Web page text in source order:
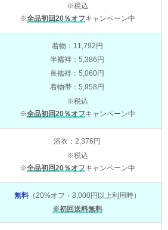
※税込
※全品初回20％オフキャンペーン中
着物：11,792円
半襦袢：5,386円
長襦袢：5,060円
着物帯：5,958円
※税込
※全品初回20％オフキャンペーン中
浴衣：2,376円
※税込
※全品初回20％オフキャンペーン中
無料（20%オフ・3,000円以上利用時）
※初回送料無料